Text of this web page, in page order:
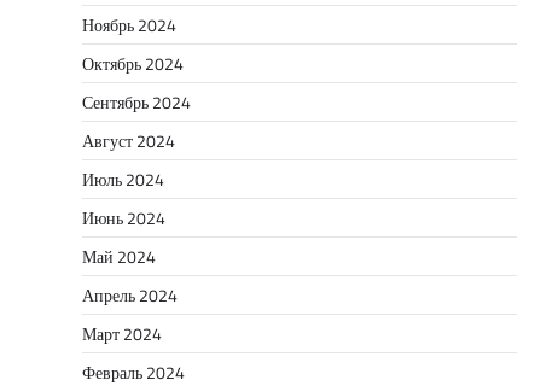
Ноябрь 2024
Октябрь 2024
Сентябрь 2024
Август 2024
Июль 2024
Июнь 2024
Май 2024
Апрель 2024
Март 2024
Февраль 2024